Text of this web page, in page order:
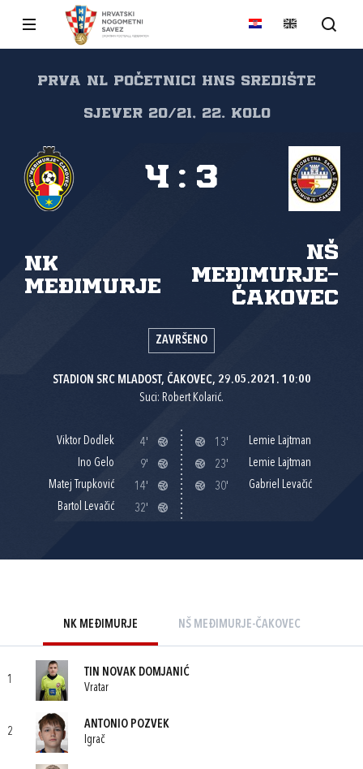
PRVA NL POČETNICI HNS SREDIŠTE
SJEVER 20/21, 22. kolo
NK
Međimurje
NŠ
Međimurje-
Čakovec
4 : 3
ZAVRŠENO
STADION SRC MLADOST, ČAKOVEC, 29.05.2021. 10:00
Suci: Robert Kolarić.
Viktor Dodlek
4'
Ino Gelo
9'
Matej Trupković
14'
Bartol Levačić
32'
13'
Lemie Lajtman
23'
Lemie Lajtman
30'
Gabriel Levačić
NK MEĐIMURJE NŠ MEĐIMURJE-ČAKOVEC
1
TIN NOVAK DOMJANIĆ
Vratar
2
ANTONIO POZVEK
Igrač